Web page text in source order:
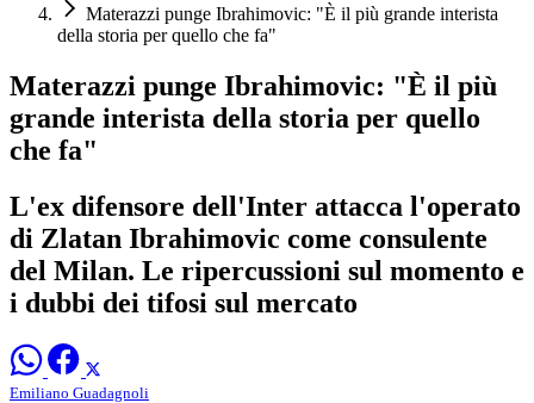
Materazzi punge Ibrahimovic: "È il più grande interista
della storia per quello che fa"
Materazzi punge Ibrahimovic: "È il più
grande interista della storia per quello
che fa"
L'ex difensore dell'Inter attacca l'operato
di Zlatan Ibrahimovic come consulente
del Milan. Le ripercussioni sul momento e
i dubbi dei tifosi sul mercato
Emiliano Guadagnoli